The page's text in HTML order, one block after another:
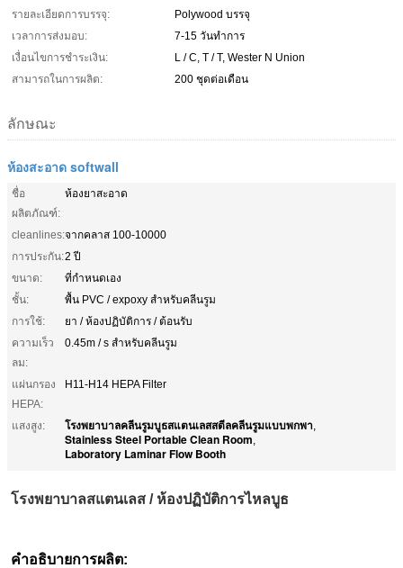
รายละเอียดการบรรจุ:
Polywood บรรจุ
เวลาการส่งมอบ:
7-15 วันทำการ
เงื่อนไขการชำระเงิน:
L / C, T / T, Wester N Union
สามารถในการผลิต:
200 ชุดต่อเดือน
ลักษณะ
ห้องสะอาด softwall
ชื่อ
ผลิตภัณฑ์:
ห้องยาสะอาด
cleanlines:จากคลาส 100-10000
การประกัน:2 ปี
ขนาด:
ที่กำหนดเอง
ชั้น:
พื้น PVC / expoxy สำหรับคลีนรูม
การใช้:
ยา / ห้องปฏิบัติการ / ต้อนรับ
ความเร็ว
ลม:
0.45m / s สำหรับคลีนรูม
แผ่นกรอง
HEPA:
H11-H14 HEPA Filter
แสงสูง: โรงพยาบาลคลีนรูมบูธสแตนเลสสตีลคลีนรูมแบบพกพา,
Stainless Steel Portable Clean Room,
Laboratory Laminar Flow Booth
โรงพยาบาลสแตนเลส / ห้องปฏิบัติการไหลบูธ
คำอธิบายการผลิต: